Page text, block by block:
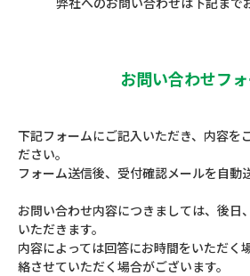
お問い合わせフ
下記フォームにご記入いただき、内容を
ださい。
フォーム送信後、受付確認メールを自動
お問い合わせ内容につきましては、後日
いただきます。
内容によっては回答にお時間をいただく
絡させていただく場合がございます。